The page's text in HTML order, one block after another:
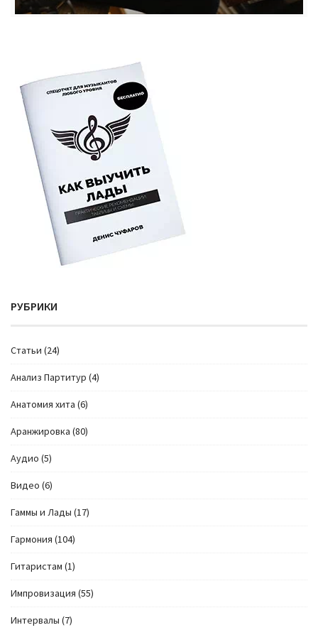
РУБРИКИ
Cтатьи (24)
Анализ Партитур (4)
Анатомия хита (6)
Аранжировка (80)
Аудио (5)
Видео (6)
Гаммы и Лады (17)
Гармония (104)
Гитаристам (1)
Импровизация (55)
Интервалы (7)